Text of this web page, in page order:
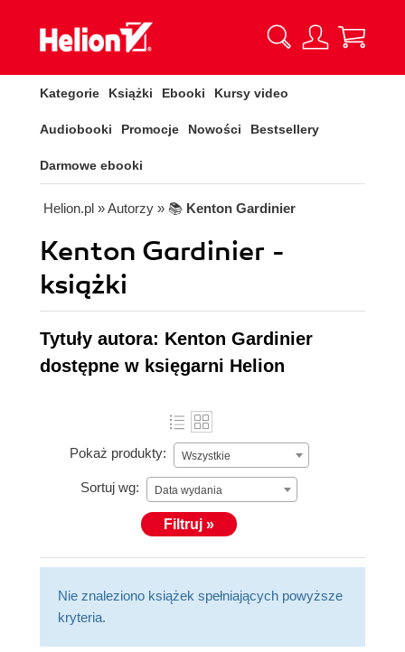
Kategorie Książki Ebooki Kursy video
Audiobooki Promocje Nowości Bestsellery
Darmowe ebooki
Helion.pl » Autorzy » 📚 Kenton Gardinier
Kenton Gardinier -
książki
Tytuły autora: Kenton Gardinier
dostępne w księgarni Helion
Pokaż produkty: Wszystkie
Sortuj wg: Data wydania
Filtruj »
Nie znaleziono książek spełniających powyższe
kryteria.